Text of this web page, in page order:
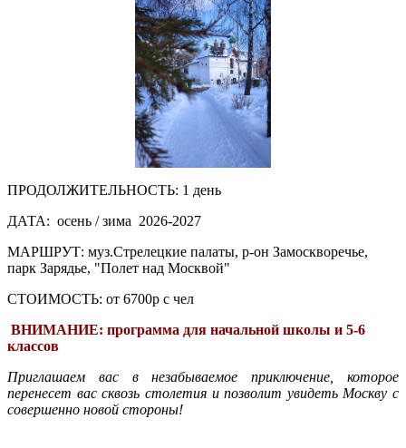
ПРОДОЛЖИТЕЛЬНОСТЬ: 1 день
ДАТА: осень / зима 2026-2027
МАРШРУТ: муз.Стрелецкие палаты, р-он Замоскворечье,
парк Зарядье, "Полет над Москвой"
СТОИМОСТЬ: от 6700р с чел
ВНИМАНИЕ: программа для начальной школы и 5-6
классов
Приглашаем вас в незабываемое приключение, которое
перенесет вас сквозь столетия и позволит увидеть Москву с
совершенно новой стороны!